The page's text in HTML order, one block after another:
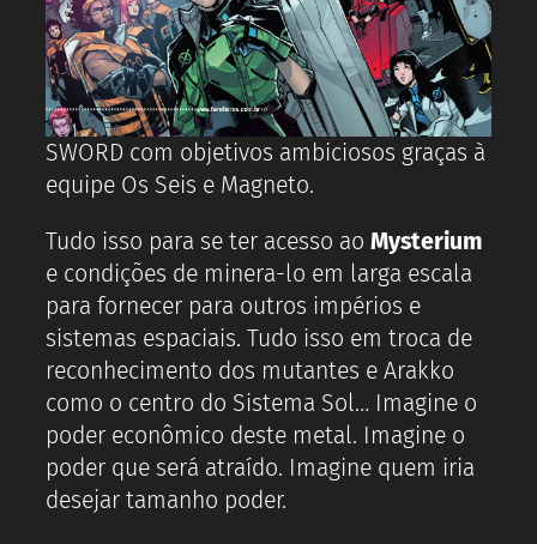
SWORD com objetivos ambiciosos graças à
equipe Os Seis e Magneto.
Tudo isso para se ter acesso ao Mysterium
e condições de minera-lo em larga escala
para fornecer para outros impérios e
sistemas espaciais. Tudo isso em troca de
reconhecimento dos mutantes e Arakko
como o centro do Sistema Sol… Imagine o
poder econômico deste metal. Imagine o
poder que será atraído. Imagine quem iria
desejar tamanho poder.